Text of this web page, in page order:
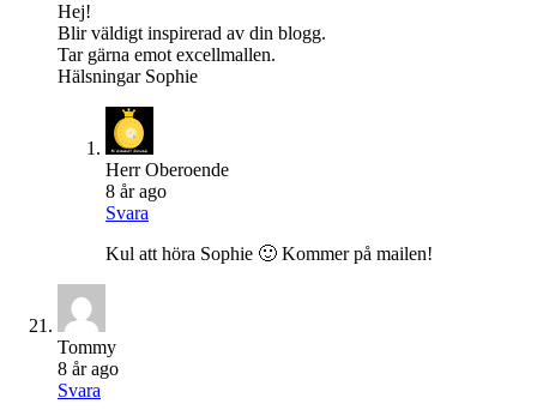
Hej!
Blir väldigt inspirerad av din blogg.
Tar gärna emot excellmallen.
Hälsningar Sophie
Herr Oberoende
8 år ago
Svara
Kul att höra Sophie 🙂 Kommer på mailen!
Tommy
8 år ago
Svara